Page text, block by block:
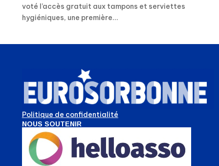
voté l’accès gratuit aux tampons et serviettes
hygiéniques, une première...
Politique de confidentialité
NOUS SOUTENIR